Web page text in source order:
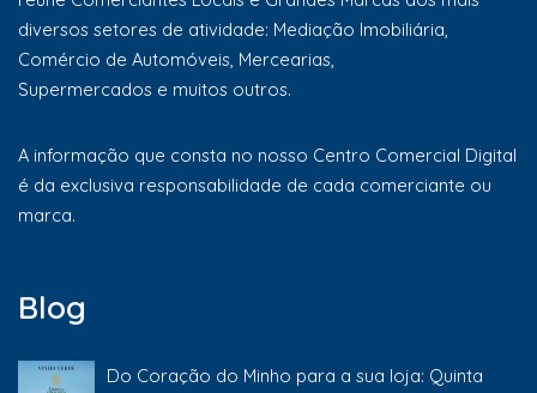
diversos setores de atividade: Mediação Imobiliária,
Comércio de Automóveis, Mercearias,
Supermercados e muitos outros.
A informação que consta no nosso Centro Comercial Digital
é da exclusiva responsabilidade de cada comerciante ou
marca.
Blog
Do Coração do Minho para a sua loja: Quinta